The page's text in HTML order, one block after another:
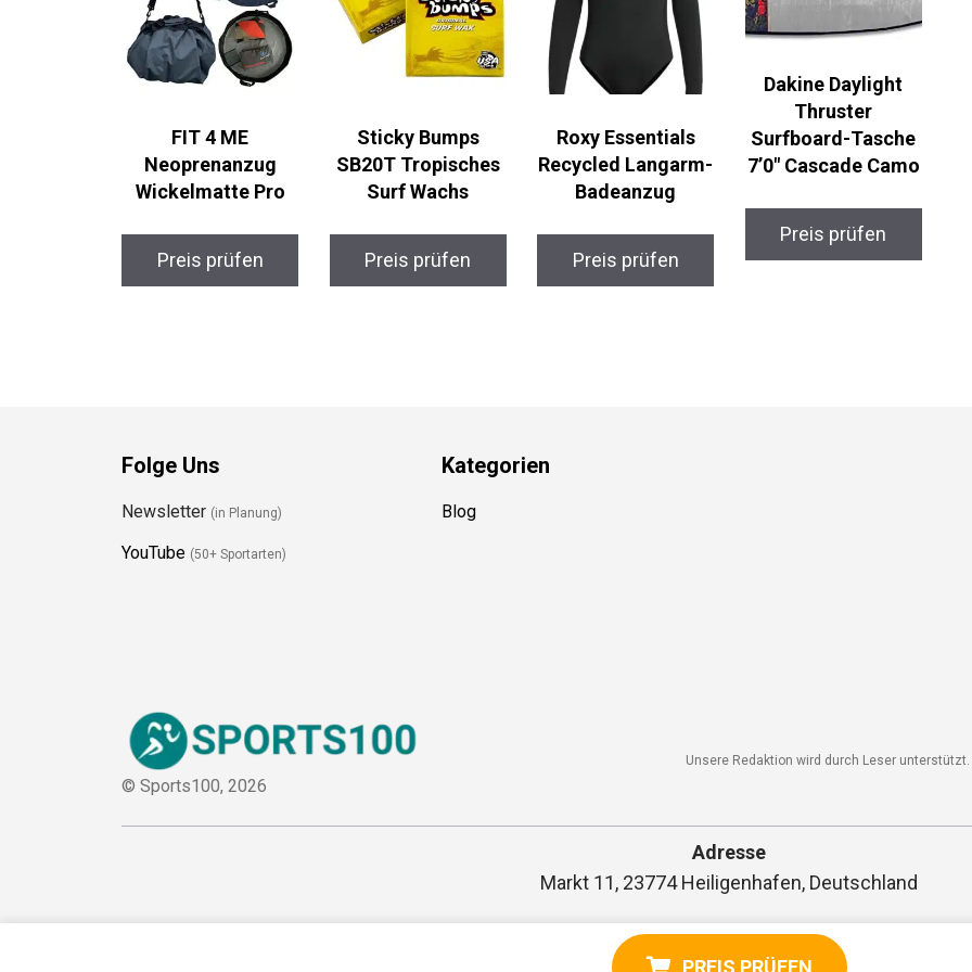
FIT 4 ME
Neoprenanzug
Sticky Bumps
SB20T Tropisches
Roxy Essentials
Recycled Langarm-
Dakine Daylight
Thruster
Surfboard-Tasche
Preis prüfen
PREIS PRÜFEN
Folge Uns Kategorien
Unsere Redaktion wird durch Leser unterstützt.
Adresse